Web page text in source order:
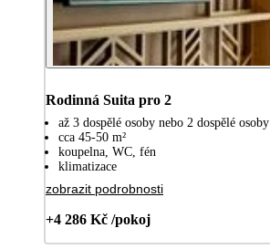
Rodinná Suita pro 2
až 3 dospělé osoby nebo 2 dospělé
cca 45-50 m²
koupelna, WC, fén
klimatizace
zobrazit podrobnosti
+4 286 Kč /pokoj